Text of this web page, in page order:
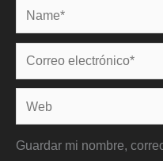
Name*
Correo
electrónico*
Web
Guardar mi nombre,